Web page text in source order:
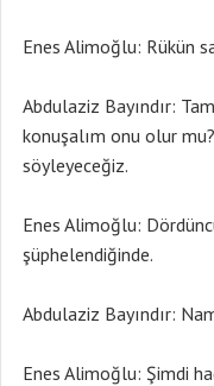
Enes Alimoğlu: Rükün
Abdulaziz Bayındır:
konuşalım onu olur
söyleyeceğiz.
Enes Alimoğlu:
şüphelendiğinde.
Abdulaziz Bayındır:
Enes Alimoğlu: Şimdi